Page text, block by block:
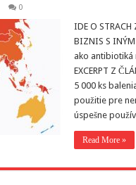
0
IDE O STRACH
BIZNIS S
ako antibiotiká
EXCERPT Z
5 000 ks
použitie pre
úspešne
Read More »